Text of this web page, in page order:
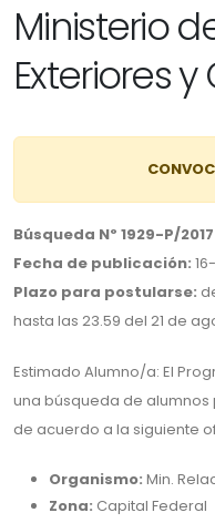
Ministerio
Exteriores y
Búsqueda Nº 1929-P/2017
Fecha de publicación:
Plazo para postularse:
hasta las 23.59 del 21 de
Estimado Alumno/a: El
una búsqueda de
de acuerdo a la siguiente
Organismo: Min.
Zona: Capital Federal